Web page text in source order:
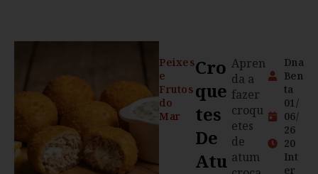
Peixes
e
Frutos
do
Mar
Cro
Que
Tes
De
Atu
Apren
da a
fazer
croqu
etes
de
atum
Dna
Ben
ta
01/
06/
26
20
Int
er